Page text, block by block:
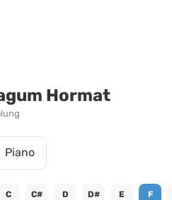
Hormat
Piano
C C# D D# E F